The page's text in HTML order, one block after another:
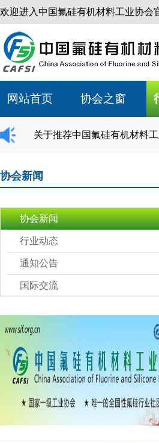
欢迎进入中国氟硅有机材料工业协会
网站首页 协会之窗
关于推荐中国氟硅有机材料
协会新闻
协会新闻
行业动态
通知公告
国际交流